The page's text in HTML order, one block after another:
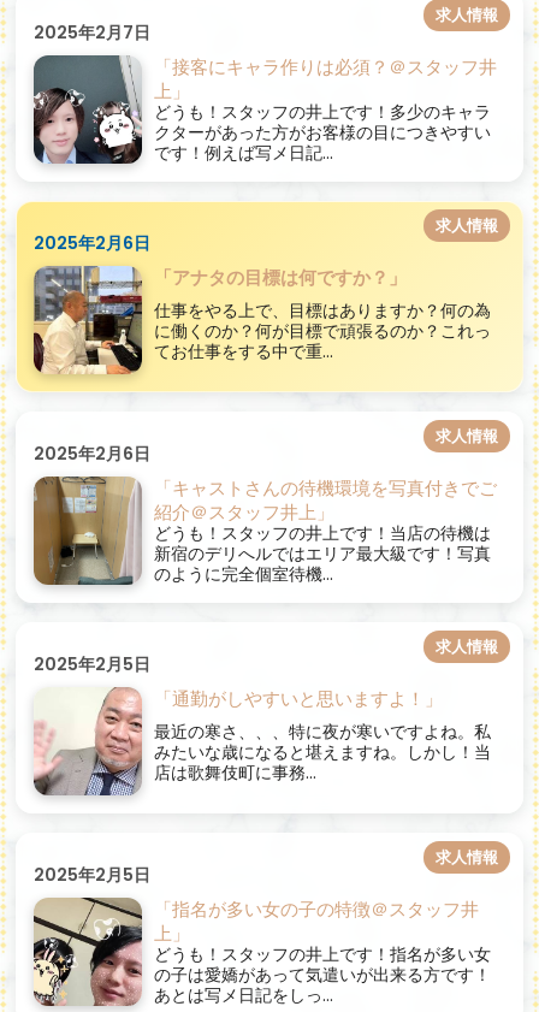
2025年2月7日
求人情報
「接客にキャラ作りは必須？＠スタッフ井
上」
どうも！スタッフの井上です！多少のキャラ
クターがあった方がお客様の目につきやすい
です！例えば写メ日記...
2025年2月6日
求人情報
「アナタの目標は何ですか？」
仕事をやる上で、目標はありますか？何の為
に働くのか？何が目標で頑張るのか？これっ
てお仕事をする中で重...
2025年2月6日
求人情報
「キャストさんの待機環境を写真付きでご
紹介＠スタッフ井上」
どうも！スタッフの井上です！当店の待機は
新宿のデリへルではエリア最大級です！写真
のように完全個室待機...
2025年2月5日
求人情報
「通勤がしやすいと思いますよ！」
最近の寒さ、、、​特に夜が寒いですよね。私
みたいな歳になると堪えますね。しかし！当
店は歌舞伎町に事務...
2025年2月5日
求人情報
「指名が多い女の子の特徴＠スタッフ井
上」
どうも！スタッフの井上です！指名が多い女
の子は愛嬌があって気遣いが出来る方です！
あとは写メ日記をしっ...